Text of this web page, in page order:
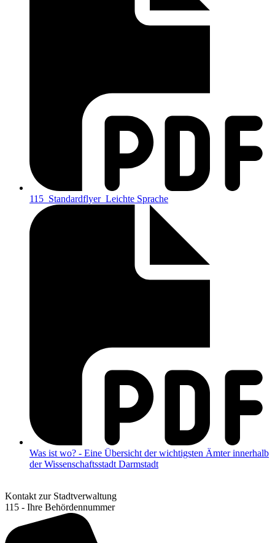
115_Standardflyer_Leichte Sprache
Was ist wo? - Eine Übersicht der wichtigsten Ämter innerhalb
der Wissenschaftsstadt Darmstadt
Kontakt zur Stadtverwaltung
115 - Ihre Behördennummer